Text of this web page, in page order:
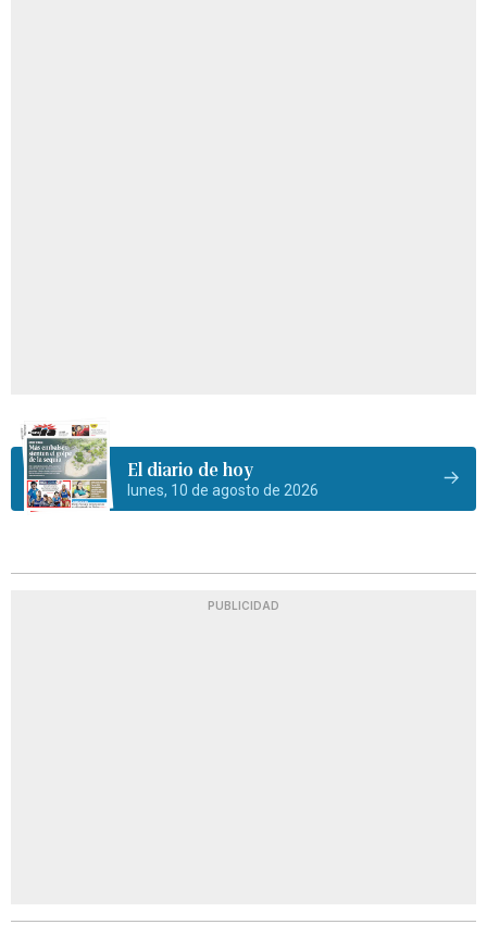
El diario de hoy
lunes, 10 de agosto de 2026
PUBLICIDAD